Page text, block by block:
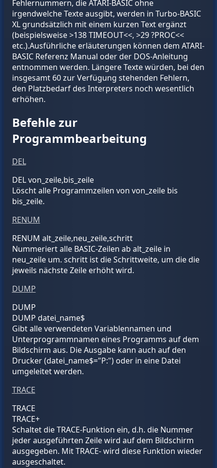
Fehlernummern, die ATARI-BASIC ohne
irgendwelche Texte ausgibt, werden in Turbo-BASIC
XL grundsätzlich mit einem kurzen Text ergänzt
(beispielsweise >138 TIMEOUT<<, >29 ?PROC<<
etc.).Ausführliche erläuterungen können dem ATARI-
BASIC Referenz Manual oder der DOS-Anleitung
entnommen werden. Längere Texte würden, bei den
insgesamt 60 zur Verfügung stehenden Fehlern,
den Platzbedarf des Interpreters noch wesentlich
erhöhen.
Befehle zur
Programmbearbeitung
DEL
DELvon_zeile,bis_zeile
Löscht alle Programmzeilen von von_zeilebis
bis_zeile.
RENUM
RENUM alt_zeile,neu_zeile,schritt
Nummeriert alle BASIC-Zeilen ab alt_zeilein
neu_zeileum. schrittist die Schrittweite, um die die
jeweils nächste Zeile erhöht wird.
DUMP
DUMP
DUMP datei_name$
Gibt alle verwendeten Variablennamen und
Unterprogrammnamen eines Programms auf dem
Bildschirm aus. Die Ausgabe kann auch auf den
Drucker (datei_name$="P:") oder in eine Datei
umgeleitet werden.
TRACE
TRACE
TRACE+
Schaltet die TRACE-Funktion ein, d.h. die Nummer
jeder ausgeführten Zeile wird auf dem Bildschirm
ausgegeben. Mit TRACE- wird diese Funktion wieder
ausgeschaltet.